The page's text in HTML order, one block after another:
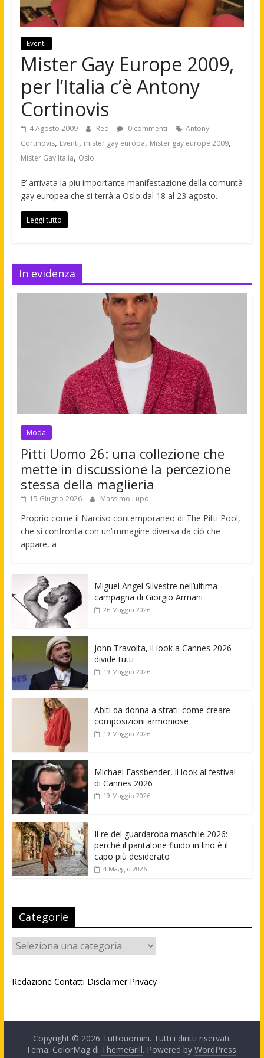
Eventi
Mister Gay Europe 2009,
per l’Italia c’è Antony
Cortinovis
4 Agosto 2009 Red 0 commenti
Antony
Cortinovis, Eventi, mister gay europa, Mister gay europe 2009,
Mister Gay Italia, Oslo
E’ arrivata la piu importante manifestazione della comuntà
gay europea che si terrà a Oslo dal 18 al 23 agosto.
Leggi tutto
In evidenza
Moda
Pitti Uomo 26: una collezione che
mette in discussione la percezione
stessa della maglieria
15 Giugno 2026 Massimo Lupo
Proprio come il Narciso contemporaneo di The Pitti Pool,
che si confronta con un’immagine diversa da ciò che
appare, a
Miguel Angel Silvestre nell’ultima
campagna di Giorgio Armani
26 Maggio 2026
John Travolta, il look a Cannes 2026
divide tutti
19 Maggio 2026
Abiti da donna a strati: come creare
composizioni armoniose
19 Maggio 2026
Michael Fassbender, il look al festival
di Cannes 2026
19 Maggio 2026
Il re del guardaroba maschile 2026:
perché il pantalone fluido in lino è il
capo più desiderato
4 Maggio 2026
Categorie
Categorie
Redazione Contatti Disclaimer Privacy
Copyright © 2026 Tuttouomini. Tutti i diritti riservati.
Tema: ColorMag di ThemeGrill. Powered by WordPress.